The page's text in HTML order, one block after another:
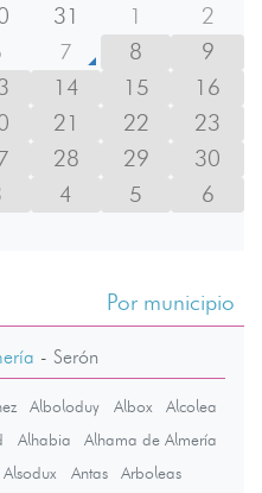
31 1
2
7 8
9
14 15
16
21 22
23
28 29
30
4 5 6
Por municipio
- Serón
Alboloduy Albox
Alcolea
Alhabia
Alhama de Almería
Alsodux Antas
Arboleas